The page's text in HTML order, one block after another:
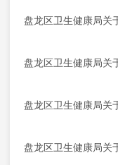
盘龙区卫生健康局关
盘龙区卫生健康局关
盘龙区卫生健康局关
盘龙区卫生健康局关